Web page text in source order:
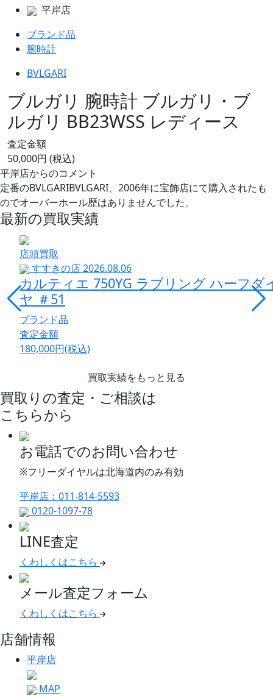
平岸店
ブランド品
腕時計
BVLGARI
ブルガリ 腕時計 ブルガリ・ブ
ルガリ BB23WSS レディース
査定金額
50,000円 (税込)
平岸店からのコメント
定番のBVLGARIBVLGARI、2006年に宝飾店にて購入されたも
のでオーバーホール歴はありませんでした。
最新の買取実績
店頭買取
すすきの店2026.08.06
カルティエ 750YG ラブリング ハーフダ
ヤ ＃51
ブランド品
査定金額
180,000円(税込)
買取実績をもっと見る
買取りの査定・ご相談は
こちらから
お電話でのお問い合わせ
※フリーダイヤルは北海道内のみ有効
平岸店：011-814-5593
0120-1097-78
LINE査定
くわしくはこちら
メール査定フォーム
くわしくはこちら
店舗情報
平岸店
MAP